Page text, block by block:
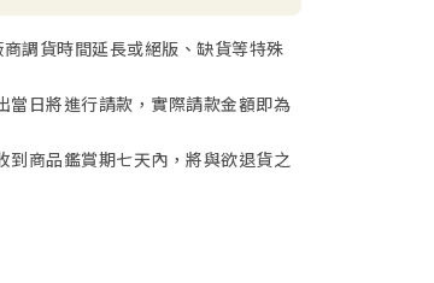
調貨時間延長或絕版、缺貨等特殊
當日將進行請款，實際請款金額即為
到商品鑑賞期七天內，將與欲退貨之